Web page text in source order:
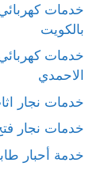
خدمات
بالكويت
خدمات
الاحمدي
خدمات نجار
خدمات نجار
خدمة أحبار